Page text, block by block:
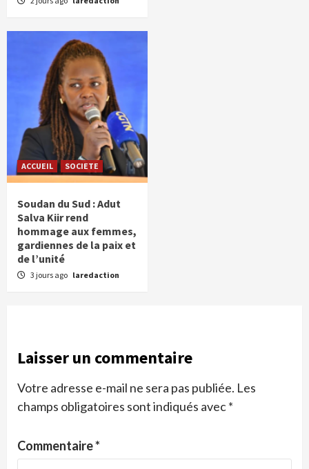
ACCUEIL SOCIETE
Soudan du Sud : Adut
Salva Kiir rend
hommage aux femmes,
gardiennes de la paix et
de l’unité
3 jours ago laredaction
Laisser un commentaire
Votre adresse e-mail ne sera pas publiée. Les
champs obligatoires sont indiqués avec*
Commentaire*